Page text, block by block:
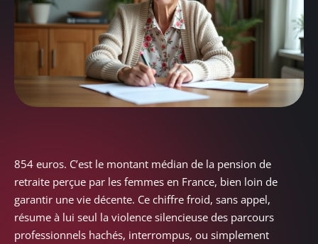
854 euros. C’est le montant médian de la pension de
retraite perçue par les femmes en France, bien loin de
garantir une vie décente. Ce chiffre froid, sans appel,
résume à lui seul la violence silencieuse des parcours
professionnels hachés, interrompus, ou simplement